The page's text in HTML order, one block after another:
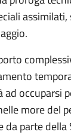
ad occuparsi
more del
da parte della